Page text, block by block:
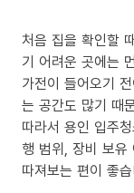
처음 집을 확인할
기 어려운 곳에는
가전이 들어오기
는 공간도 많기 때
따라서 용인 입주
행 범위, 장비 보
따져보는 편이 좋